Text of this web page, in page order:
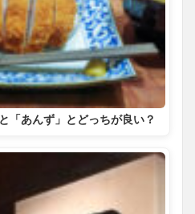
「あんず」とどっちが良い？